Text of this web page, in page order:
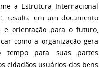
a Estrutura Internacional
resulta em um documento
e orientação para o futuro,
como a organização gera
para suas partes
cidadãos usuários dos bens